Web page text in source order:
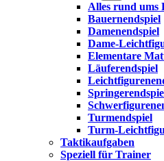
Alles rund ums
Bauernendspiel
Damenendspiel
Dame-
Elementare
Läuferendspiel
Turmendspiel
Turm-
Taktikaufgaben
Speziell für Trainer